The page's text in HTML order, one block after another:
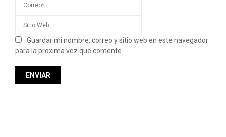
Guardar mi nombre, correo y sitio web en este navegador
para la proxima vez que comente.